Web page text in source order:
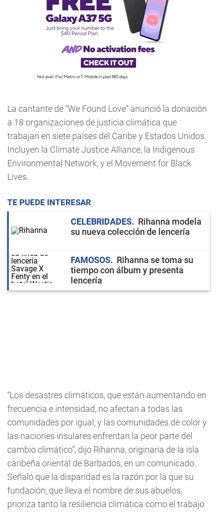
La cantante de “We Found Love” anunció la donación
a 18 organizaciones de justicia climática que
trabajan en siete países del Caribe y Estados Unidos.
Incluyen la Climate Justice Alliance, la Indigenous
Environmental Network, y el Movement for Black
Lives.
TE PUEDE INTERESAR
CELEBRIDADES
Rihanna modela
su nueva colección de lencería
FAMOSOS
Rihanna se toma su
tiempo con álbum y presenta
lencería
“Los desastres climáticos, que están aumentando en
frecuencia e intensidad, no afectan a todas las
comunidades por igual, y las comunidades de color y
las naciones insulares enfrentan la peor parte del
cambio climático”, dijo Rihanna, originaria de la isla
caribeña oriental de Barbados, en un comunicado.
Señaló que la disparidad es la razón por la que su
fundación, que lleva el nombre de sus abuelos,
prioriza tanto la resiliencia climática como el trabajo